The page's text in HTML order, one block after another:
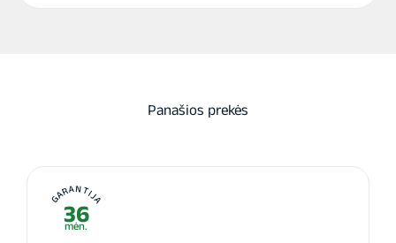
Panašios prekės
GARANTIJA
36
mėn.